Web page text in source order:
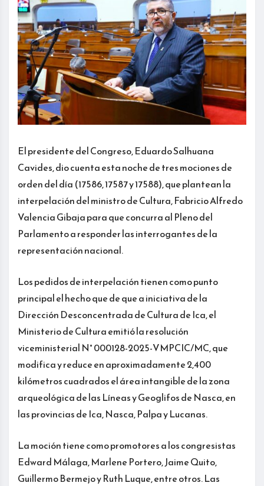
El presidente del Congreso, Eduardo Salhuana
Cavides, dio cuenta esta noche de tres mociones de
orden del día (17586, 17587 y 17588), que plantean la
interpelación del ministro de Cultura, Fabricio Alfredo
Valencia Gibaja para que concurra al Pleno del
Parlamento a responder las interrogantes de la
representación nacional.
Los pedidos de interpelación tienen como punto
principal el hecho que de que a iniciativa de la
Dirección Desconcentrada de Cultura de Ica, el
Ministerio de Cultura emitió la resolución
viceministerial N° 000128-2025-VMPCIC/MC, que
modifica y reduce en aproximadamente 2,400
kilómetros cuadrados el área intangible de la zona
arqueológica de las Líneas y Geoglifos de Nasca, en
las provincias de Ica, Nasca, Palpa y Lucanas.
La moción tiene como promotores a los congresistas
Edward Málaga, Marlene Portero, Jaime Quito,
Guillermo Bermejo y Ruth Luque, entre otros. Las